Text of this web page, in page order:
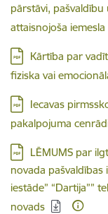
pārstāvi, pašvaldību
attaisnojoša
Lejupielādēt:
Kārtība par
fiziska vai
Lejupielādēt:
Iecavas
pakalpojuma
Lejupielādēt:
LĒMUMS par
novada pašvaldības
iestāde” “Dartija””
novads